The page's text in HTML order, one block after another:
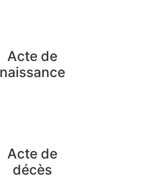
Acte de
naissance
Acte de
décès